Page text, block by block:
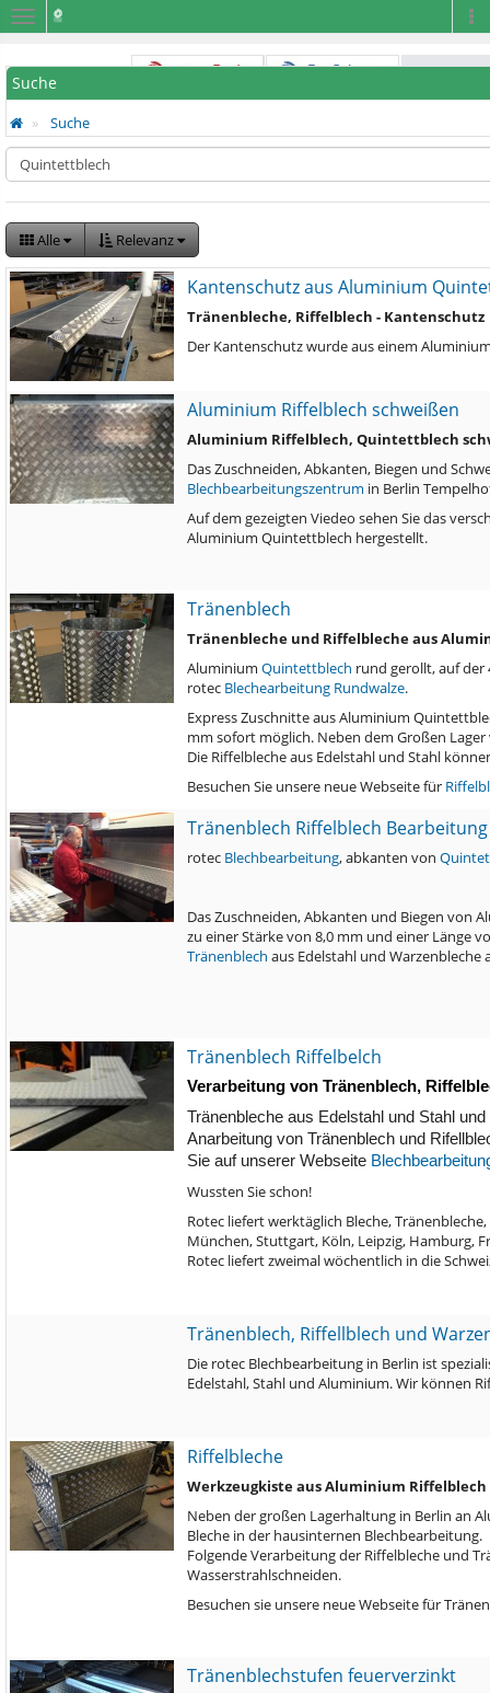
Navigation
Suche
Suche
Alle Relevanz
Kantenschutz aus Aluminium
Tränenbleche, Riffelblech - Kantenschutz
Der Kantenschutz wurde aus einem
Aluminium Riffelblech schweißen
Aluminium Riffelblech, Quintettblech
Das Zuschneiden, Abkanten, Biegen und
Blechbearbeitungszentrum in Berlin
Auf dem gezeigten Viedeo sehen Sie das
Aluminium Quintettblech hergestellt.
Tränenblech
Tränenbleche und Riffelbleche aus
Aluminium Quintettblech rund gerollt, auf der
rotec Blechearbeitung Rundwalze.
Express Zuschnitte aus Aluminium
mm sofort möglich. Neben dem Großen
Die Riffelbleche aus Edelstahl und Stahl
Besuchen Sie unsere neue Webseite für
Tränenblech Riffelblech Bearbeitung
rotec Blechbearbeitung, abkanten von
Das Zuschneiden, Abkanten und Biegen
zu einer Stärke von 8,0 mm und einer Länge
Tränenblech aus Edelstahl und Warzenbleche
Tränenblech Riffelbelch
Verarbeitung von Tränenblech,
Tränenbleche aus Edelstahl und Stahl
Anarbeitung von Tränenblech und
Sie auf unserer Webseite
Wussten Sie schon!
Rotec liefert werktäglich Bleche,
München, Stuttgart, Köln, Leipzig, Hamburg,
Rotec liefert zweimal wöchentlich in die
Tränenblech, Riffellblech und
Die rotec Blechbearbeitung in Berlin ist
Edelstahl, Stahl und Aluminium. Wir können
Riffelbleche
Werkzeugkiste aus Aluminium Riffelblech
Neben der großen Lagerhaltung in Berlin an
Bleche in der hausinternen Blechbearbeitung.
Folgende Verarbeitung der Riffelbleche und
Wasserstrahlschneiden.
Besuchen sie unsere neue Webseite für
Tränenblechstufen feuerverzinkt